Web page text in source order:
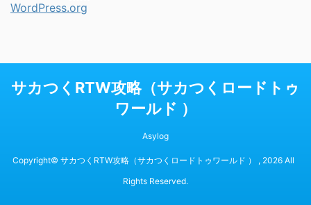
WordPress.org
サカつくRTW攻略（サカつくロードトゥ
ワールド ）
Asylog
Copyright© サカつくRTW攻略（サカつくロードトゥワールド ） , 2026 All
Rights Reserved.